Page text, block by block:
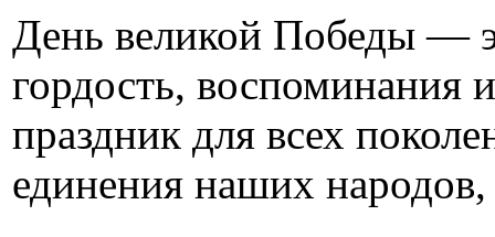
День великой Победы —
гордость,
праздник для всех
единения наших